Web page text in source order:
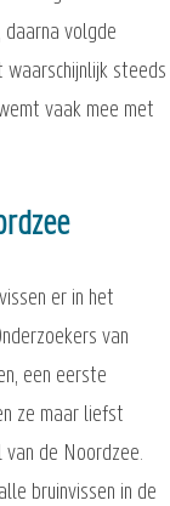
volgde
steeds
vaak mee met
er in het
van
een eerste
ze maar liefst
van de Noordzee.
bruinvissen in de